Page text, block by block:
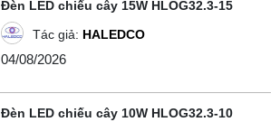
Đèn LED chiếu cây 15W HLOG32.3-15
Tác giả: HALEDCO
04/08/2026
Đèn LED chiếu cây 10W HLOG32.3-10